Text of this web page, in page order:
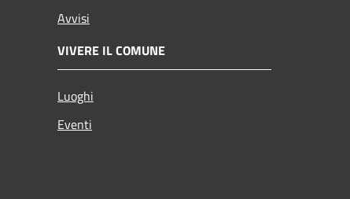
Avvisi
VIVERE IL COMUNE
Luoghi
Eventi